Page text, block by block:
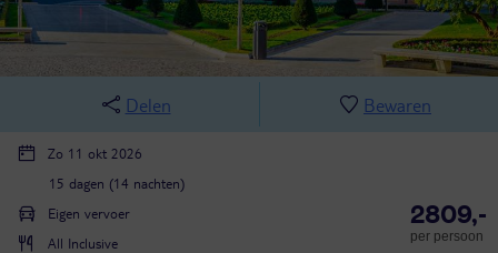
Delen Bewaren
Zo 11 okt 2026
15 dagen (14 nachten)
Eigen vervoer
All Inclusive
2809,-
per persoon